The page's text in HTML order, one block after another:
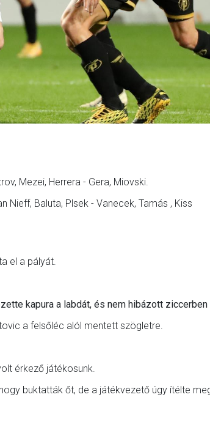
Mezei, Herrera - Gera, Miovski.
Nieff, Baluta, Plsek - Vanecek, Tamás , Kiss
el a pályát.
kapura a labdát, és nem hibázott
a felsőléc alól mentett szögletre.
érkező játékosunk.
buktatták őt, de a játékvezető úgy ítélte